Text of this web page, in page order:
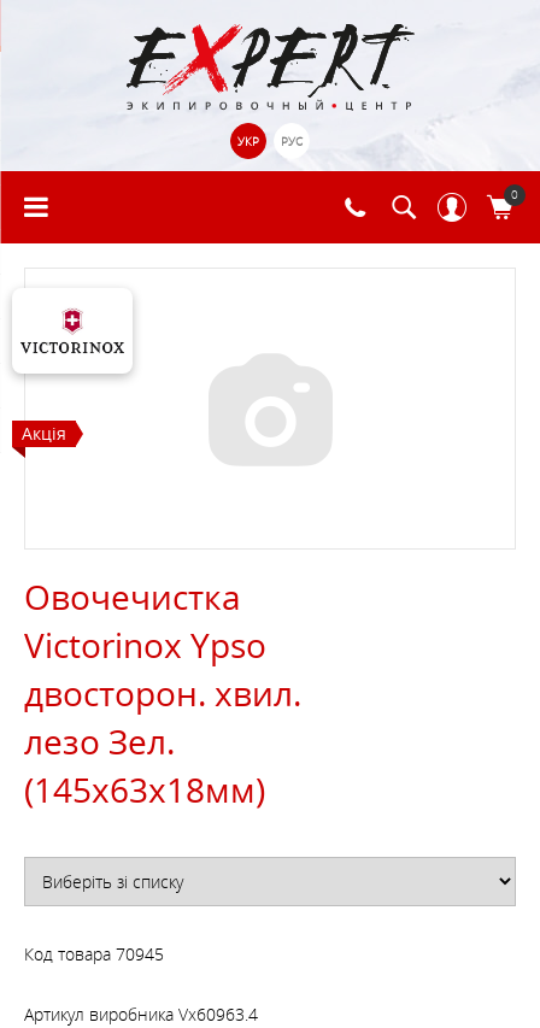
УКР РУС
0
Акція
Овочечистка
Victorinox Ypso
двосторон. хвил.
лезо Зел.
(145x63x18мм)
Код товара 70945
Артикул виробника Vx60963.4